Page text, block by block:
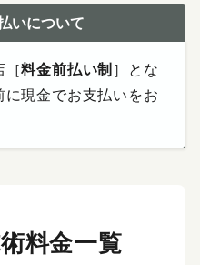
いについて
［料金前払い制 ］とな
現金でお支払いをお
料金一覧